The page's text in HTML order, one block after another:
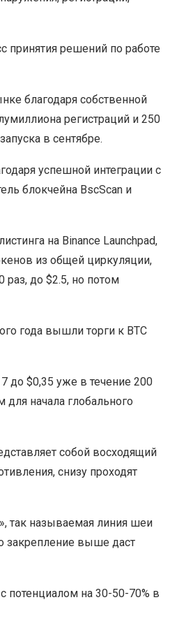
принятия решений по работе
благодаря собственной
регистраций и 250
в сентябре.
успешной интеграции с
блокчейна BscScan и
на Binance Launchpad,
из общей циркуляции,
раз, до $2.5, но потом
года вышли торги к BTC
до $0,35 уже в течение 200
начала глобального
собой восходящий
снизу проходят
так называемая линия шеи
закрепление выше даст
потенциалом на 30-50-70% в